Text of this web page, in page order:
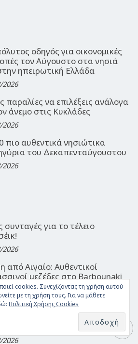
οδηγός για οικονομικές
τον Αύγουστο στα νησιά
ηπειρωτική Ελλάδα
2026
παραλίες να επιλέξεις ανάλογα
άνεμο στις Κυκλάδες
2026
πιο αυθεντικά νησιώτικα
του Δεκαπενταύγουστου
2026
συνταγές για το τέλειο
2026
από Αιγαίο: Αυθεντικοί
μεζέδες στο Barbounaki
2026
2026
cookies. Συνεχίζοντας τη χρήση αυτού
με τη χρήση τους. Για να μάθετε
Πολιτική Χρήσης Cookies